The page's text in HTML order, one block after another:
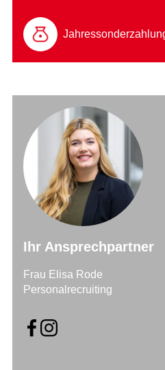
Ihr Ansprechpartner
Frau Elisa Rode
Personalrecruiting